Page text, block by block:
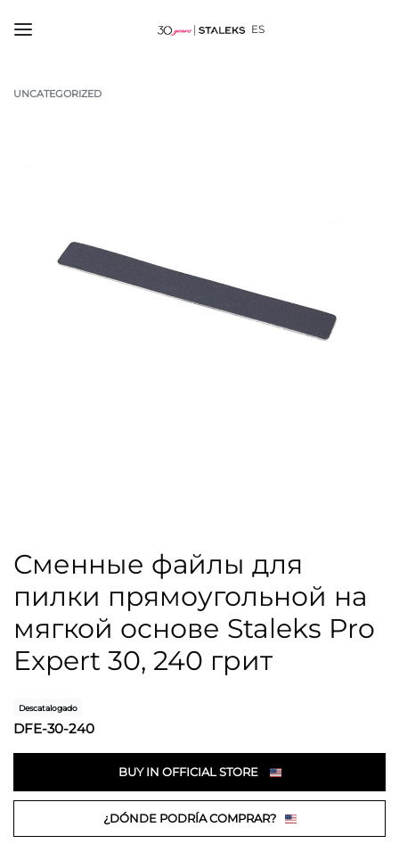
ES
UNCATEGORIZED
Сменные файлы для
пилки прямоугольной на
мягкой основе Staleks Pro
Expert 30, 240 грит
Descatalogado
DFE-30-240
BUY IN OFFICIAL STORE
¿DÓNDE PODRÍA COMPRAR?